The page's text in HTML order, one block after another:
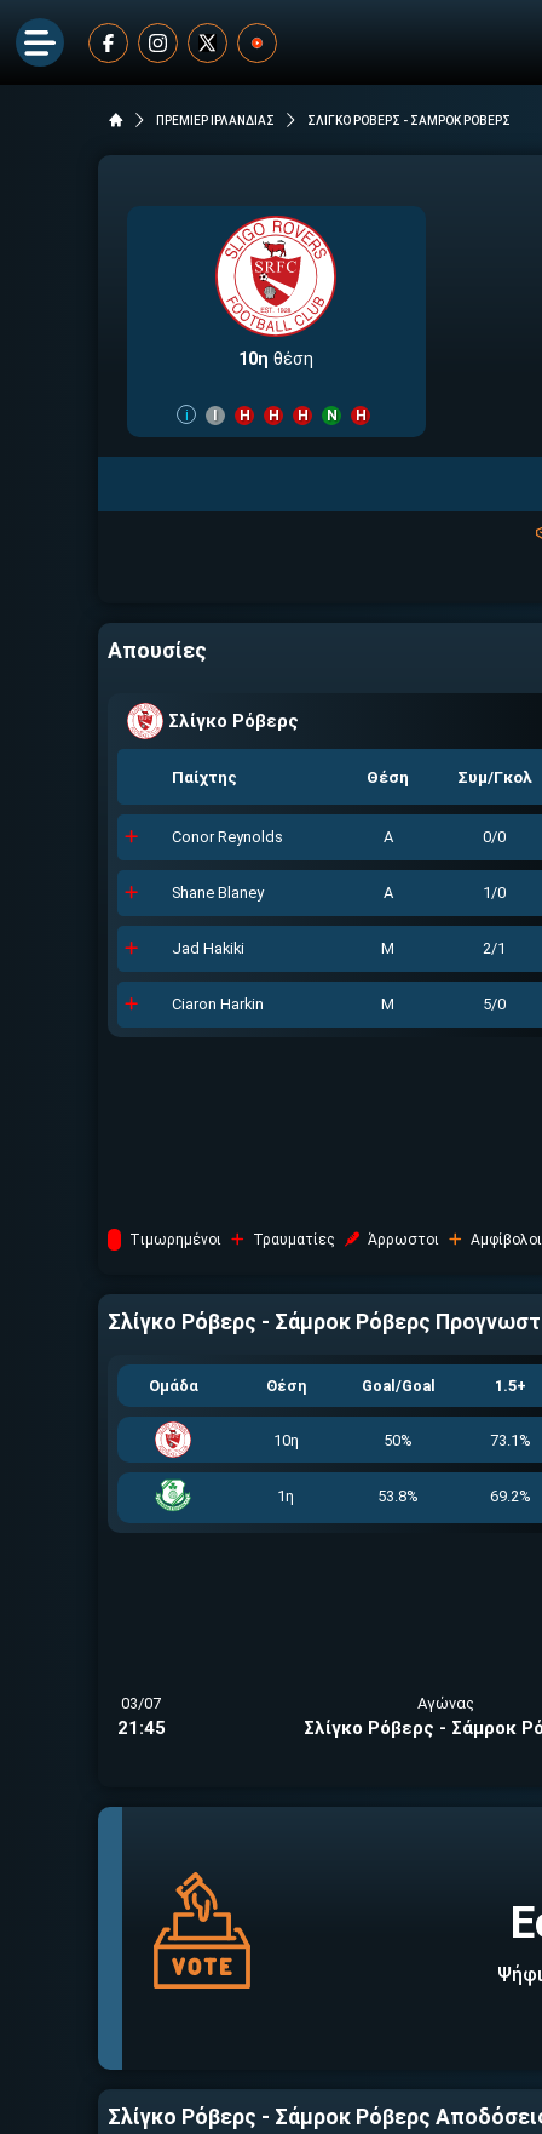
ΠΡΕΜΙΕΡ ΙΡΛΑΝΔΙΑΣ ΣΛΙΓΚΟ ΡΟΒΕΡΣ - ΣΑΜΡΟΚ ΡΟΒΕΡΣ
10η θέση
i Ι Η Η Η Ν Η
Απουσίες
Σλίγκο Ρόβερς
Παίχτης Θέση Συμ/Γκολ
Conor Reynolds Α 0/0
Shane Blaney Α 1/0
Jad Hakiki Μ 2/1
Ciaron Harkin Μ 5/0
Tιμωρημένοι Τραυματίες Άρρωστοι Αμφίβολοι
Σλίγκο Ρόβερς - Σάμροκ Ρόβερς
Ομάδα Θέση Goal/Goal 1.5+
10η 50% 73.1%
1η 53.8% 69.2%
03/07
21:45
Αγώνας
Σλίγκο Ρόβερς - Σάμροκ
Σλίγκο Ρόβερς - Σάμροκ Ρόβερς